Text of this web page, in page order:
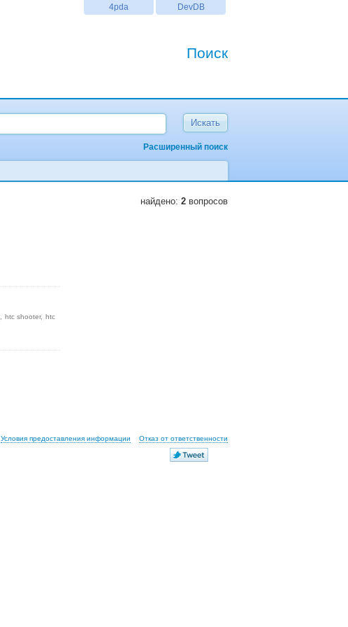
DevDB
4pda
Поиск
Расширенный поиск
найдено: 2 вопросов
htc shooter
htc
Условия предоставления информации Отказ от ответственности